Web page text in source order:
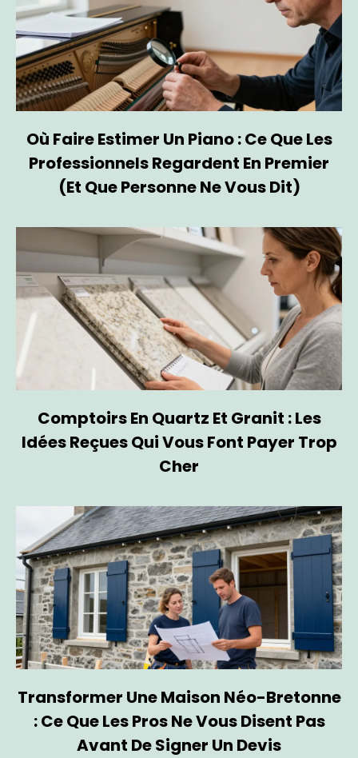
Où Faire Estimer Un Piano : Ce Que Les
Professionnels Regardent En Premier
(et Que Personne Ne Vous Dit)
Comptoirs En Quartz Et Granit : Les
Idées Reçues Qui Vous Font Payer Trop
Cher
Transformer Une Maison Néo-Bretonne
: Ce Que Les Pros Ne Vous Disent Pas
Avant De Signer Un Devis